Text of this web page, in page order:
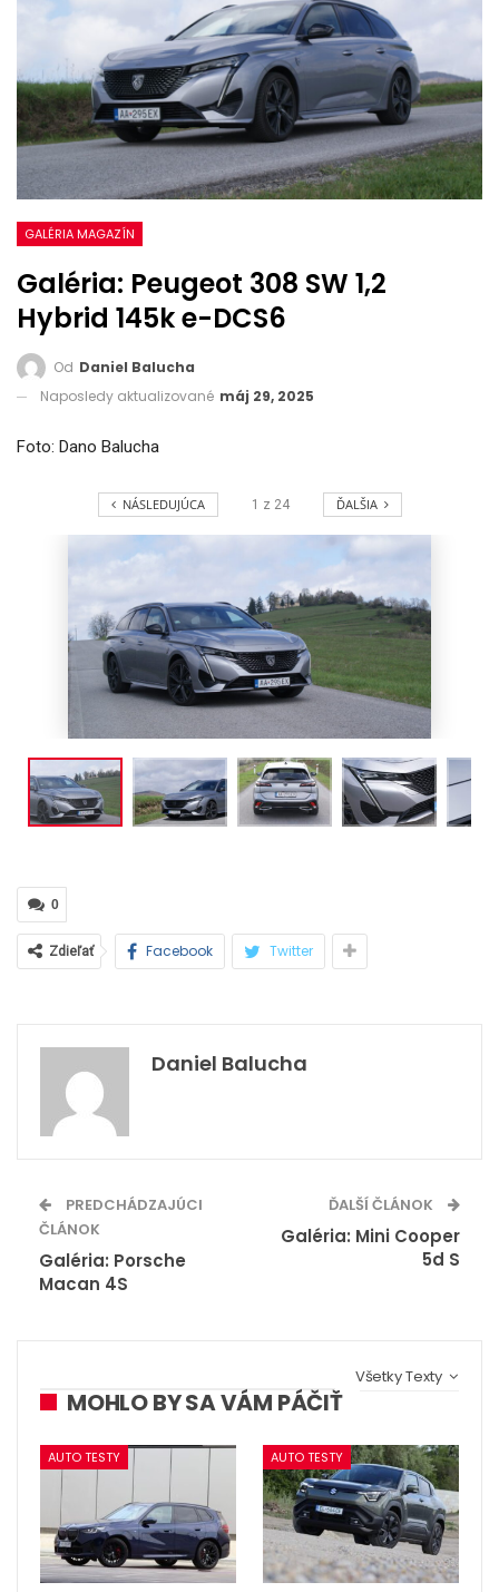
GALÉRIA MAGAZÍN
Galéria: Peugeot 308 SW 1,2
Hybrid 145k e-DCS6
Od Daniel Balucha
Naposledy aktualizované máj 29, 2025
Foto: Dano Balucha
NÁSLEDUJÚCA 1 z 24 ĎALŠIA
0
Zdieľať Facebook Twitter
Daniel Balucha
PREDCHÁDZAJÚCI
ČLÁNOK
Galéria: Porsche
Macan 4S
ĎALŠÍ ČLÁNOK
Galéria: Mini Cooper
5d S
Všetky Texty
MOHLO BY SA VÁM PÁČIŤ
AUTO TESTY AUTO TESTY